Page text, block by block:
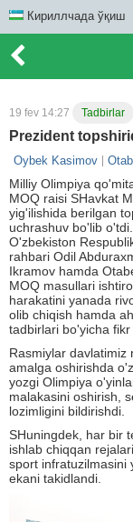
Кириллчада ўқиш
19 fev 14:27 Tadbirlar
Prezident
Oybek Kasimov
Milliy Olimpiya
MOQ raisi SHavkat
yig'ilishida berilgan
uchrashuv bo'lib o'tdi.
O'zbekiston
rahbari Odil
Ikramov hamda
MOQ masullari
harakatini yanada
olib chiqish hamda
tadbirlari bo'yicha fikr
Rasmiylar davlatimiz
amalga oshirishda
yozgi Olimpiya
malakasini oshirish,
lozimligini bildirishdi.
SHuningdek, har bir
ishlab chiqqan
sport infratuzilmasini
ekani takidlandi.